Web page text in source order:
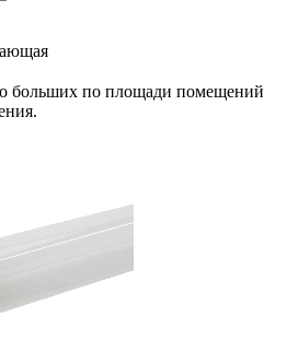
больших по площади помещений